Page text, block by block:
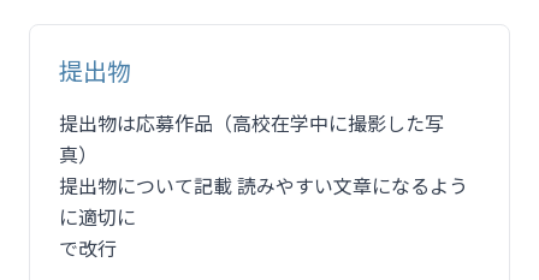
提出物
提出物は応募作品（高校在学中に撮影した写
真）
提出物について記載 読みやすい文章になるよう
に適切に
で改行